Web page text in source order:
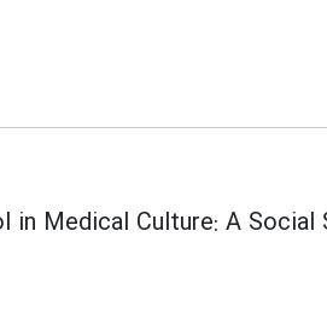
in Medical Culture: A